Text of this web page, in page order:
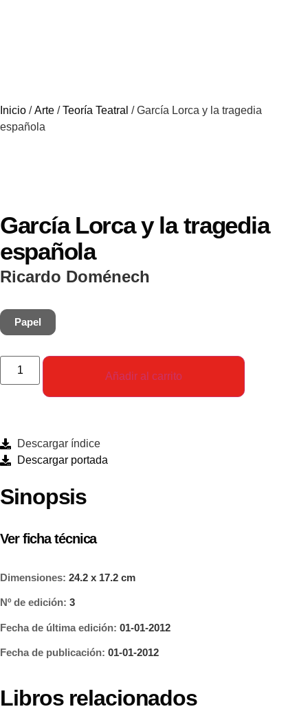
Inicio /Arte /Teoría Teatral / García Lorca y la tragedia
española
García Lorca y la tragedia
española
Ricardo Doménech
Papel
Añadir al carrito
Descargar índice
Descargar portada
Sinopsis
Ver ficha técnica
Dimensiones: 24.2 x 17.2 cm
Nº de edición: 3
Fecha de última edición: 01-01-2012
Fecha de publicación: 01-01-2012
Libros relacionados